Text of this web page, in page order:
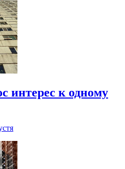
интерес к одному